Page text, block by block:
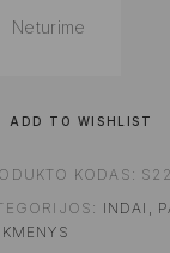
Neturime
ADD TO WISHLIST
KODAS:
INDAI,